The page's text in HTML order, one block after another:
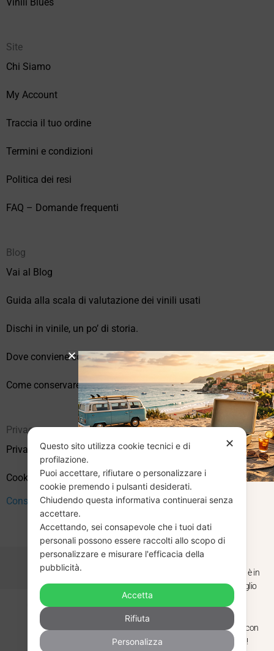
Site
Chi Siamo
My Account
Traccia il tuo ordine
Termini e condizioni
Politica dei resi
FAQ – Domande frequenti
Blog
Vai al Blog
Guida alla scala di valutazione dei vinili usati
Dischi in vinile, un po’ di storia.
Dove conviene comprare vinili online?
Come conservare correttamente i vinili usati
Privacy
Privacy Policy
Cookie Policy (UE)
Consenso
Copyright © 2026 Vendita Vinili Usati | P.IVA 12240940960
NextWebStudio
✕
Questo sito utilizza cookie tecnici e di
profilazione.
Puoi accettare, rifiutare o personalizzare i
cookie premendo i pulsanti desiderati.
Chiudendo questa informativa continuerai senza
accettare.
Accettando, sei consapevole che i tuoi dati
personali possono essere raccolti allo scopo di
personalizzare e misurare l'efficacia della
pubblicità.
Accetta
Rifiuta
Personalizza
CHIUSURA
ESTIVA
Dal 29 luglio al 31 agosto venditaviniliusati.it è in
pausa estiva. Gli ordini ricevuti entro il 29 luglio
saranno spediti regolarmente.
Torniamo il 1 settembre, pronti a riprendere con
nuovi arrivi. Buona estate e buon ascolto!